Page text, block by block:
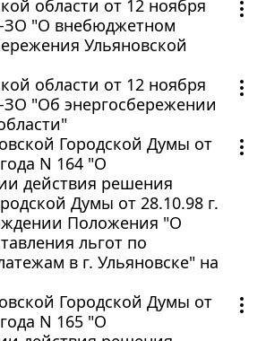
области от 12 ноября
ЗО "О внебюджетном
Ульяновской
области от 12 ноября
ЗО "Об энергосбережении
Городской Думы от
N 164 "О
действия решения
Думы от 28.10.98 г.
Положения "О
льгот по
в г. Ульяновске" на
Городской Думы от
N 165 "О